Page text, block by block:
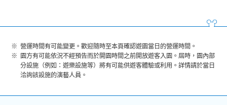
營運時間有可能變更。歡迎隨時至本頁確認遊園當日的營運時間。
園方有可能依況不經預告而於開園時間之前開放遊客入園。屆時，園內部
分設施（例如：遊樂設施等）將有可能供遊客體驗或利用。詳情請於當日
洽詢該設施的演藝人員。